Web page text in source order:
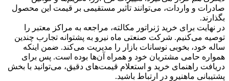
صادرات و واردات، می‌توانند تأثیر مستقیمی بر قیمت این محصول
بگذارند.
در نهایت برای خرید ژنراتور مکالته، مراجعه به مراکز معتبر را
توصیه می‌کنیم. شرکت صنعتی ماه نیرو به پشتوانه تجارب چندین
ساله خود، بخوبی نوسانات بازار را مدیریت می‌کند. ضمن اینکه
همواره حامی مشتریان خود و همراه آن‌ها بوده است. پس برای
دریافت راهنمای خرید و استعلام قیمت‌های دقیق، می‌توانید با بخش
پشتیبانی ماهنیرو در ارتباط باشید.